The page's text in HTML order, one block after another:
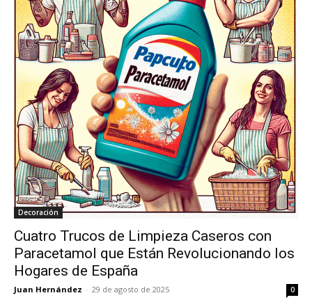
Decoración
Cuatro Trucos de Limpieza Caseros con
Paracetamol que Están Revolucionando los
Hogares de España
Juan Hernández - 29 de agosto de 2025 0